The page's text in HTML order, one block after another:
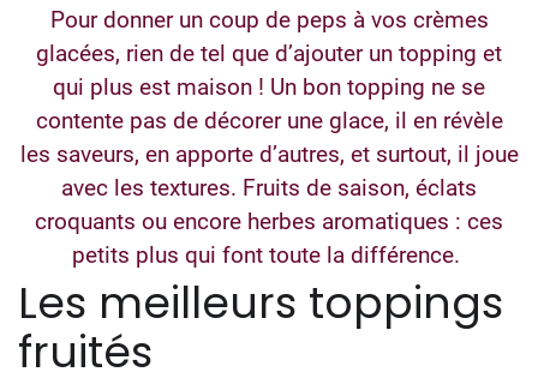
Pour donner un coup de peps à vos crèmes
glacées, rien de tel que d’ajouter un topping et
qui plus est maison ! Un bon topping ne se
contente pas de décorer une glace, il en révèle
les saveurs, en apporte d’autres, et surtout, il joue
avec les textures. Fruits de saison, éclats
croquants ou encore herbes aromatiques : ces
petits plus qui font toute la différence.
Les meilleurs toppings
fruités